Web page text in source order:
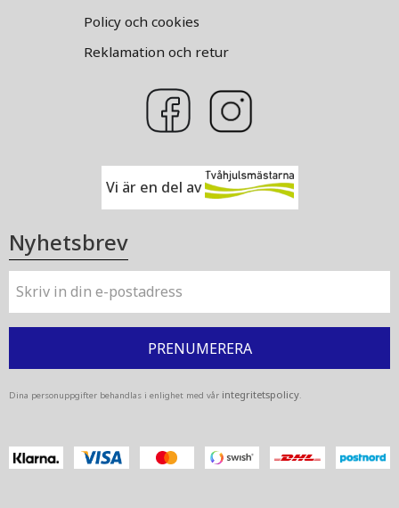
Policy och cookies
Reklamation och retur
Vi är en del av
Nyhetsbrev
PRENUMERERA
Dina personuppgifter behandlas i enlighet med vår integritetspolicy.